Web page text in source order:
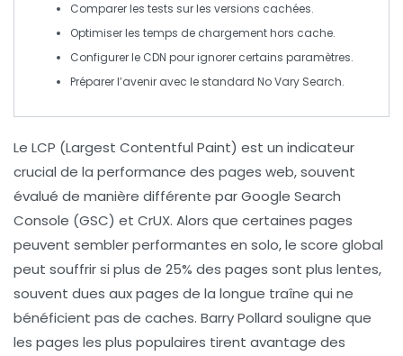
Comparer les tests sur les versions cachées.
Optimiser les temps de chargement hors cache.
Configurer le CDN pour ignorer certains paramètres.
Préparer l’avenir avec le standard No Vary Search.
Le LCP (Largest Contentful Paint) est un indicateur
crucial de la performance des pages web, souvent
évalué de manière différente parGoogle Search
Console (GSC) et CrUX. Alors que certaines pages
peuvent sembler performantes en solo, le score global
peut souffrir si plus de 25% des pages sont plus lentes,
souvent dues aux pages de la longue traîne qui ne
bénéficient pas de caches. Barry Pollard souligne que
les pages les plus populaires tirent avantage des